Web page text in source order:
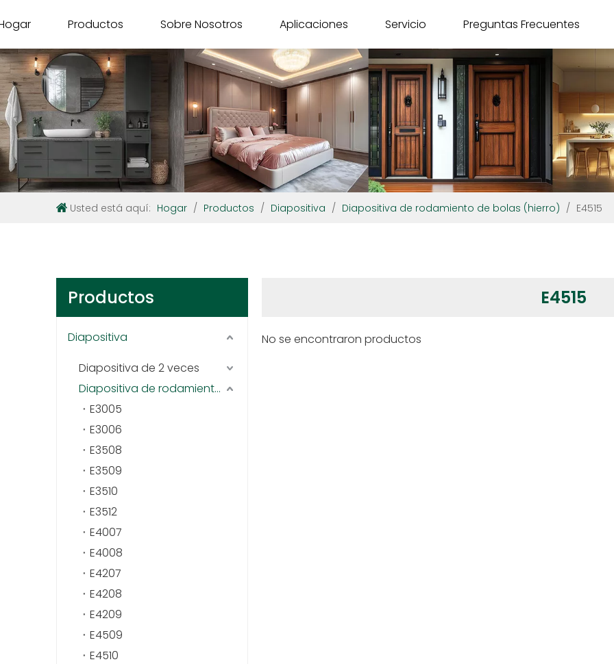
Productos Sobre Nosotros Aplicaciones Servicio Preguntas Frecuentes
Usted está aquí: Hogar / Productos / Diapositiva / Diapositiva de rodamiento de bolas (hierro) / E4515
Productos
Diapositiva
Diapositiva de 2 veces
Diapositiva de rodamiento de bolas (hierro)
E3005
E3006
E3508
E3509
E3510
E3512
E4007
E4008
E4207
E4208
E4209
E4509
E4510
E4515
No se encontraron productos